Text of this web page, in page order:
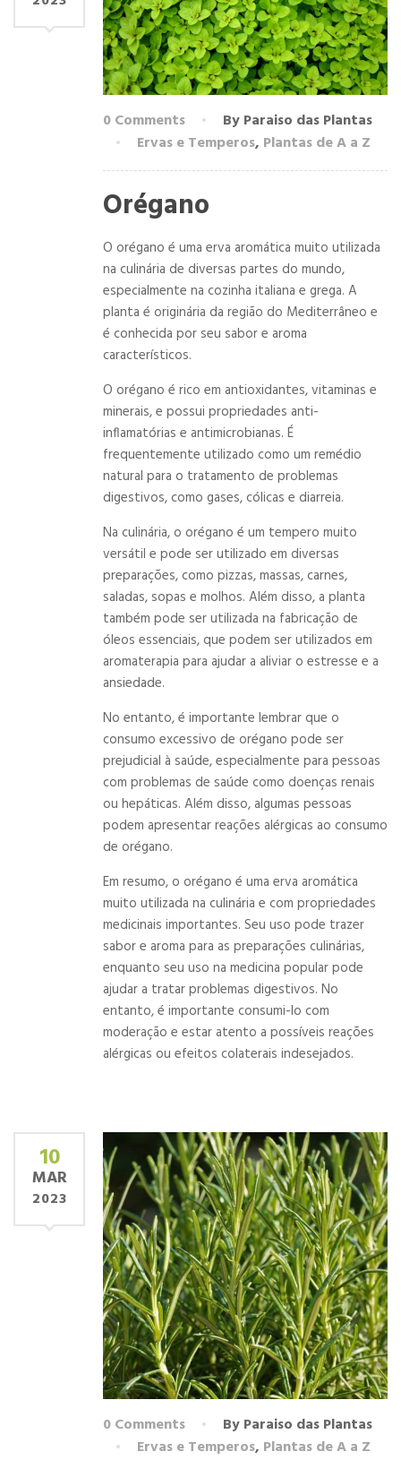
0 Comments
By Paraiso das Plantas
Ervas e Temperos, Plantas de A a Z
Orégano
O orégano é uma erva aromática muito utilizada
na culinária de diversas partes do mundo,
especialmente na cozinha italiana e grega. A
planta é originária da região do Mediterrâneo e
é conhecida por seu sabor e aroma
característicos.
O orégano é rico em antioxidantes, vitaminas e
minerais, e possui propriedades anti-
inflamatórias e antimicrobianas. É
frequentemente utilizado como um remédio
natural para o tratamento de problemas
digestivos, como gases, cólicas e diarreia.
Na culinária, o orégano é um tempero muito
versátil e pode ser utilizado em diversas
preparações, como pizzas, massas, carnes,
saladas, sopas e molhos. Além disso, a planta
também pode ser utilizada na fabricação de
óleos essenciais, que podem ser utilizados em
aromaterapia para ajudar a aliviar o estresse e a
ansiedade.
No entanto, é importante lembrar que o
consumo excessivo de orégano pode ser
prejudicial à saúde, especialmente para pessoas
com problemas de saúde como doenças renais
ou hepáticas. Além disso, algumas pessoas
podem apresentar reações alérgicas ao consumo
de orégano.
Em resumo, o orégano é uma erva aromática
muito utilizada na culinária e com propriedades
medicinais importantes. Seu uso pode trazer
sabor e aroma para as preparações culinárias,
enquanto seu uso na medicina popular pode
ajudar a tratar problemas digestivos. No
entanto, é importante consumi-lo com
moderação e estar atento a possíveis reações
alérgicas ou efeitos colaterais indesejados.
10
MAR
2023
0 Comments
By Paraiso das Plantas
Ervas e Temperos, Plantas de A a Z